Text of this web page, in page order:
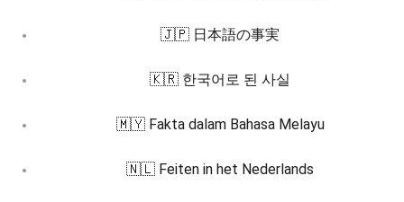
🇯🇵 日本語の事実
🇰🇷 한국어로 된 사실
🇲🇾 Fakta dalam Bahasa Melayu
🇳🇱 Feiten in het Nederlands